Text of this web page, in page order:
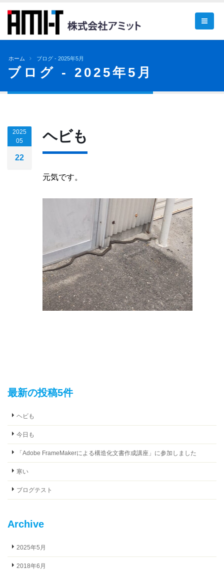
ホーム ブログ - 2025年5月
ブログ - 2025年5月
2025
05
22
ヘビも
元気です。
最新の投稿5件
ヘビも
今日も
「Adobe FrameMakerによる構造化文書作成講座」に参加しました
寒い
ブログテスト
Archive
2025年5月
2018年6月